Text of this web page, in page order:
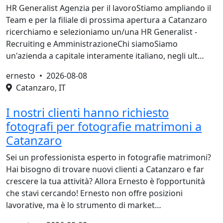
HR Generalist Agenzia per il lavoroStiamo ampliando il
Team e per la filiale di prossima apertura a Catanzaro
ricerchiamo e selezioniamo un/una HR Generalist -
Recruiting e AmministrazioneChi siamoSiamo
un'azienda a capitale interamente italiano, negli ult…
ernesto • 2026-08-08
Catanzaro, IT
I nostri clienti hanno richiesto
fotografi per fotografie matrimoni a
Catanzaro
Sei un professionista esperto in fotografie matrimoni?
Hai bisogno di trovare nuovi clienti a Catanzaro e far
crescere la tua attività? Allora Ernesto è l’opportunità
che stavi cercando! Ernesto non offre posizioni
lavorative, ma è lo strumento di market…